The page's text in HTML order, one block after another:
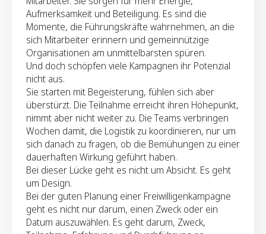
Aufmerksamkeit und Beteiligung. Es sind die
Momente, die Führungskräfte wahrnehmen, an die
sich Mitarbeiter erinnern und gemeinnützige
Organisationen am unmittelbarsten spüren.
Und doch schöpfen viele Kampagnen ihr Potenzial
nicht aus.
Sie starten mit Begeisterung, fühlen sich aber
überstürzt. Die Teilnahme erreicht ihren Höhepunkt,
nimmt aber nicht weiter zu. Die Teams verbringen
Wochen damit, die Logistik zu koordinieren, nur um
sich danach zu fragen, ob die Bemühungen zu einer
dauerhaften Wirkung geführt haben.
Bei dieser Lücke geht es nicht um Absicht. Es geht
um Design.
Bei der guten Planung einer Freiwilligenkampagne
geht es nicht nur darum, einen Zweck oder ein
Datum auszuwählen. Es geht darum, Zweck,